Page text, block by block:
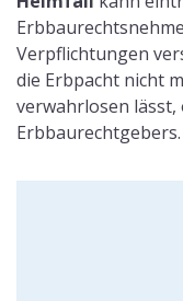
Verpflichtungen
die Erbpacht nicht
verwahrlosen lässt,
Erbbaurechtgebers.